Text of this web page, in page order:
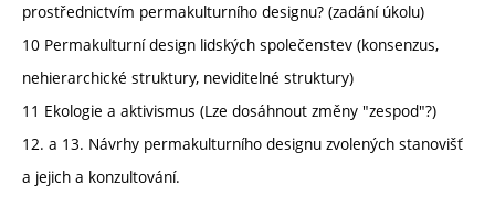
prostřednictvím permakulturního designu? (zadání úkolu)
10 Permakulturní design lidských společenstev (konsenzus,
nehierarchické struktury, neviditelné struktury)
11 Ekologie a aktivismus (Lze dosáhnout změny "zespod"?)
12. a 13. Návrhy permakulturního designu zvolených stanovišť
a jejich a konzultování.